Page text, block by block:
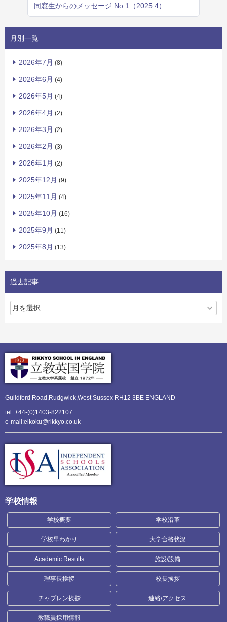
同窓生からのメッセージ No.1（2025.4）
月別一覧
2026年7月 (8)
2026年6月 (4)
2026年5月 (4)
2026年4月 (2)
2026年3月 (2)
2026年2月 (3)
2026年1月 (2)
2025年12月 (9)
2025年11月 (4)
2025年10月 (16)
2025年9月 (11)
2025年8月 (13)
過去記事
Guildford Road,Rudgwick,West Sussex RH12 3BE ENGLAND
tel: +44-(0)1403-822107
e-mail:eikoku@rikkyo.co.uk
学校情報
学校概要 学校沿革
学校早わかり 大学合格状況
Academic Results 施設/設備
理事長挨拶 校長挨拶
チャプレン挨拶 連絡/アクセス
教職員採用情報